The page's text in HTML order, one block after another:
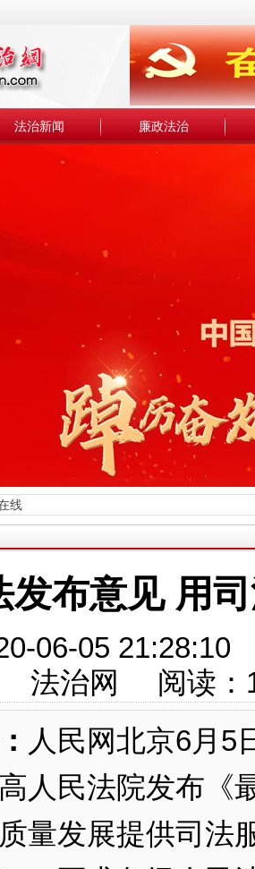
法治新闻 廉政法治
线
发布意见 用
06-05
法治网 阅读：
人民网北京6月5
人民法院发布《
量发展提供司法